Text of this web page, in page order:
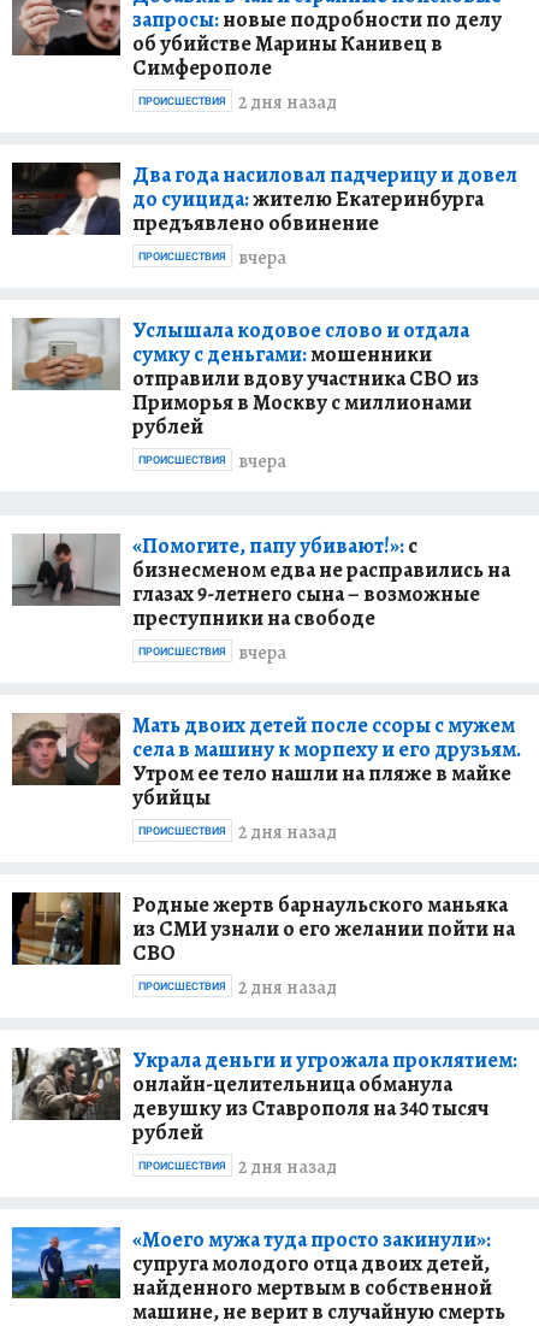
запросы:новые подробности по делу
об убийстве Марины Канивец в
Симферополе
2 дня назад
ПРОИСШЕСТВИЯ
Два года насиловал падчерицу и довел
до суицида:жителю Екатеринбурга
предъявлено обвинение
вчера
ПРОИСШЕСТВИЯ
Услышала кодовое слово и отдала
сумку с деньгами:мошенники
отправили вдову участника СВО из
Приморья в Москву с миллионами
рублей
вчера
ПРОИСШЕСТВИЯ
«Помогите, папу убивают!»:с
бизнесменом едва не расправились на
глазах 9-летнего сына – возможные
преступники на свободе
вчера
ПРОИСШЕСТВИЯ
Мать двоих детей после ссоры с мужем
села в машину к морпеху и его друзьям.
Утром ее тело нашли на пляже в майке
убийцы
2 дня назад
ПРОИСШЕСТВИЯ
Родные жертв барнаульского маньяка
из СМИ узнали о его желании пойти на
СВО
2 дня назад
ПРОИСШЕСТВИЯ
Украла деньги и угрожала проклятием:
онлайн-целительница обманула
девушку из Ставрополя на 340 тысяч
рублей
2 дня назад
ПРОИСШЕСТВИЯ
«Моего мужа туда просто закинули»:
супруга молодого отца двоих детей,
найденного мертвым в собственной
машине, не верит в случайную смерть